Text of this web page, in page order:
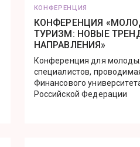
КОНФЕРЕНЦИЯ
КОНФЕРЕНЦИЯ
ТУРИЗМ: НОВЫЕ
НАПРАВЛЕНИЯ»
Конференция для
специалистов,
Финансового
Российской Федерации